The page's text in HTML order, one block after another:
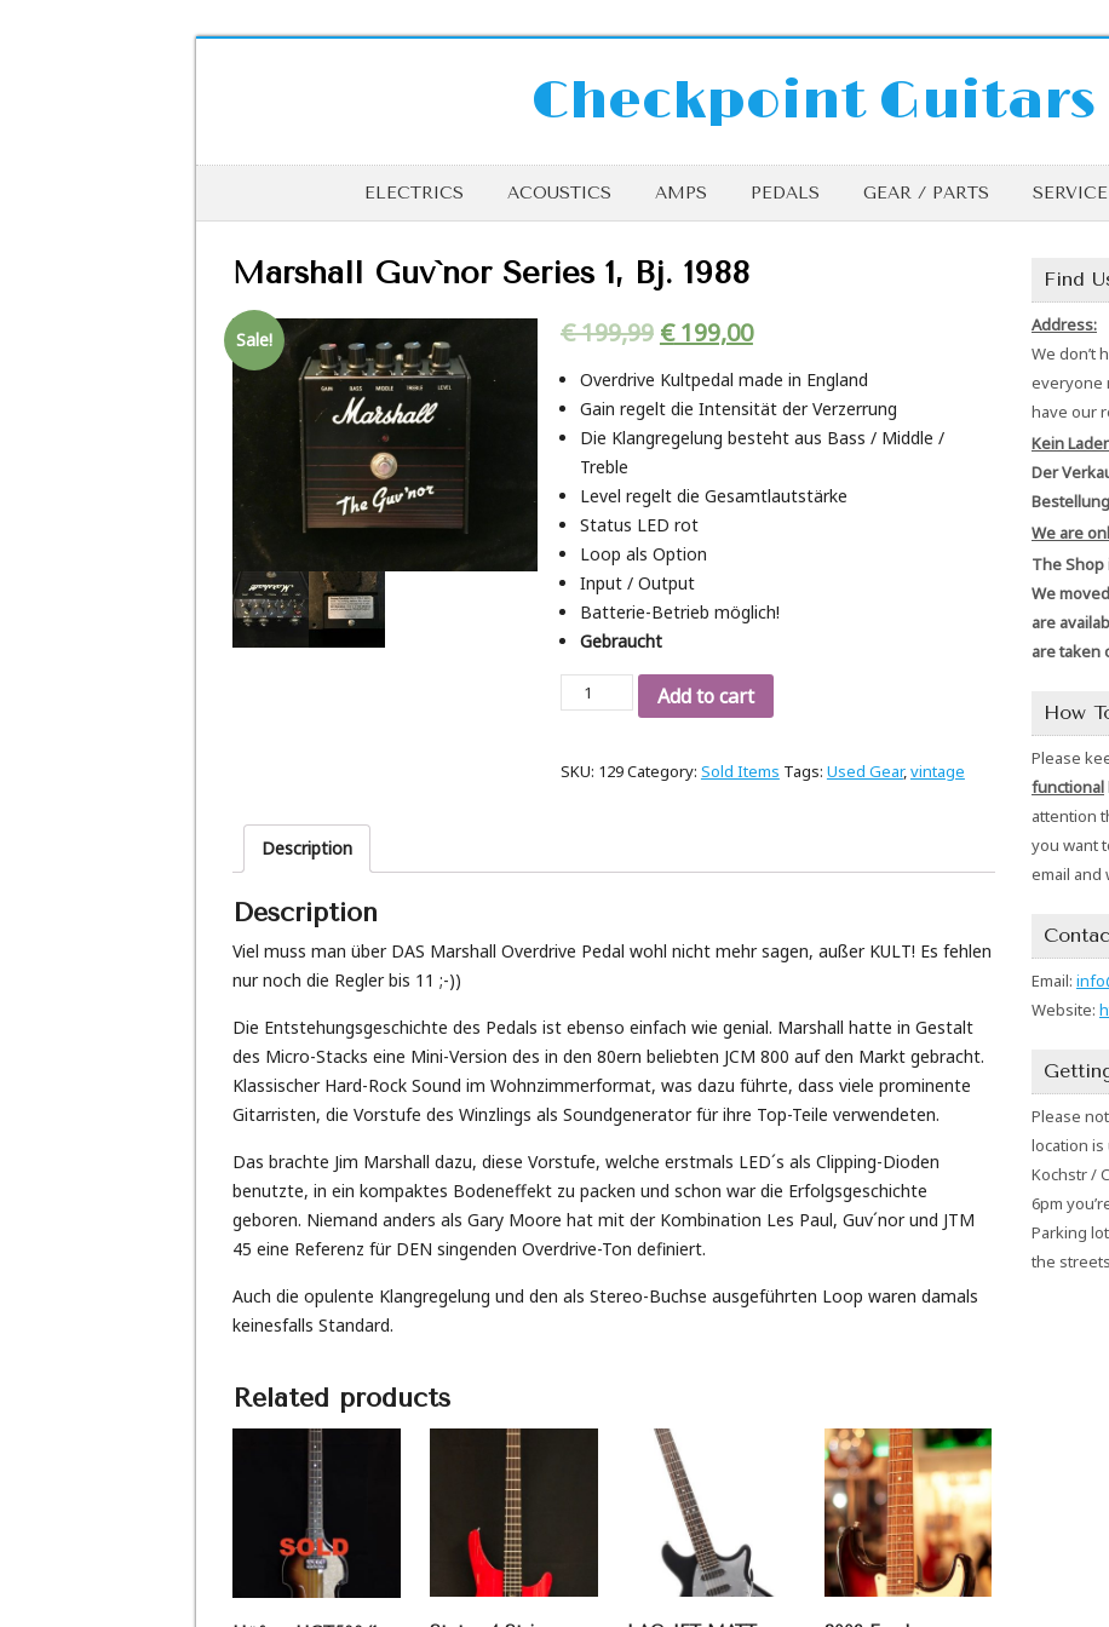
Checkpoint Guitars
ELECTRICS ACOUSTICS AMPS PEDALS GEAR / PARTS SERVICE
Marshall Guv`nor Series 1, Bj. 1988
Sale! €199,99 €199,00
Overdrive Kultpedal made in England
Gain regelt die Intensität der Verzerrung
Die Klangregelung besteht aus Bass / Middle /
Treble
Level regelt die Gesamtlautstärke
Status LED rot
Loop als Option
Input / Output
Batterie-Betrieb möglich!
Gebraucht
Marshall
Guv`nor
1,
Add to cart
SKU: 129Category: Sold Items Tags: Used Gear,vintage
Description
Description
Viel muss man über DAS Marshall Overdrive Pedal wohl nicht mehr sagen, außer KULT! Es fehlen
nur noch die Regler bis 11 ;-))
Die Entstehungsgeschichte des Pedals ist ebenso einfach wie genial. Marshall hatte in Gestalt
des Micro-Stacks eine Mini-Version des in den 80ern beliebten JCM 800 auf den Markt gebracht.
Klassischer Hard-Rock Sound im Wohnzimmerformat, was dazu führte, dass viele prominente
Gitarristen, die Vorstufe des Winzlings als Soundgenerator für ihre Top-Teile verwendeten.
Das brachte Jim Marshall dazu, diese Vorstufe, welche erstmals LED´s als Clipping-Dioden
benutzte, in ein kompaktes Bodeneffekt zu packen und schon war die Erfolgsgeschichte
geboren. Niemand anders als Gary Moore hat mit der Kombination Les Paul, Guv´nor und JTM
45 eine Referenz für DEN singenden Overdrive-Ton definiert.
Auch die opulente Klangregelung und den als Stereo-Buchse ausgeführten Loop waren damals
keinesfalls Standard.
Related products
Find
Address:
We don’t
everyone
have our
Kein
Der
We are
The Shop
We
are
are taken
How
Please
functional
attention
you want
email and
Email:
Website:
Please
location
Kochstr /
6pm
Parking
the